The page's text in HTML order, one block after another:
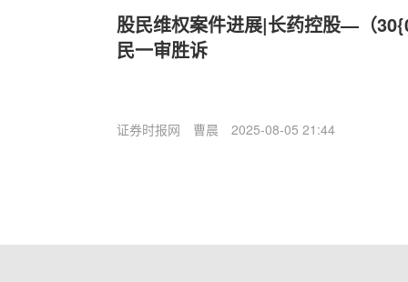
股民维权案件进展|长药控股—（
民一审胜诉
证券时报网 曹晨 2025-08-05 21:44